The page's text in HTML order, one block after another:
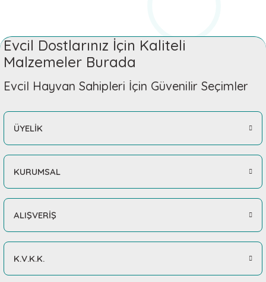
Evcil Dostlarınız İçin Kaliteli
Malzemeler Burada
Evcil Hayvan Sahipleri İçin Güvenilir Seçimler
ÜYELİK
KURUMSAL
ALIŞVERİŞ
K.V.K.K.